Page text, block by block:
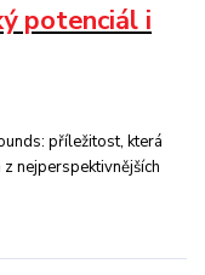
potenciál i
příležitost, která
nejperspektivnějších